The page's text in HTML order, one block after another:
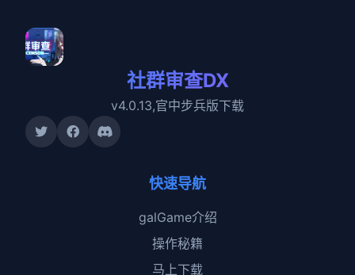
社群审查DX
v4.0.13,官中步兵版下载
快速导航
galGame介绍
操作秘籍
马上下载